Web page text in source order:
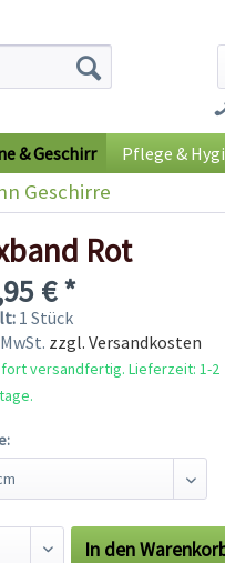
& Geschirr Pflege &
Geschirre
Rot
€ *
1 Stück
zzgl. Versandkosten
versandfertig. Lieferzeit: 1-2
In den